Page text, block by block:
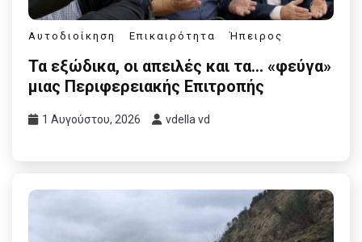
Αυτοδιοίκηση Επικαιρότητα Ήπειρος
Τα εξώδικα, οι απειλές και τα… «φεύγα»
μιας Περιφερειακής Επιτροπής
1 Αυγούστου, 2026 vdella vd